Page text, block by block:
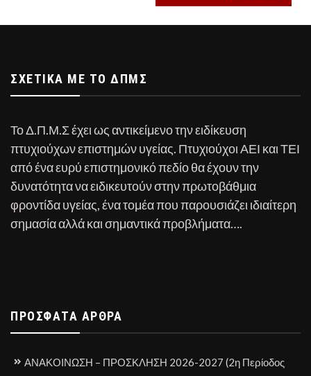
ΣΧΕΤΙΚΆ ΜΕ ΤΟ ΔΠΜΣ
Το Δ.Π.Μ.Σ έχει ως αντικείμενο την ειδίκευση
πτυχιούχων επιστημών υγείας. Πτυχιούχοι ΑΕΙ και ΤΕΙ
από ένα ευρύ επιστημονικό πεδίο θα έχουν την
δυνατότητα να ειδικευτούν στην πρωτοβάθμια
φροντίδα υγείας, ένα τομέα που παρουσιάζει ιδιαίτερη
σημασία αλλά και σημαντικά προβλήματα….
ΠΡΌΣΦΑΤΑ ΆΡΘΡΑ
ΑΝΑΚΟΙΝΩΣΗ – ΠΡΟΣΚΛΗΣΗ 2026-2027 (2η Περίοδος